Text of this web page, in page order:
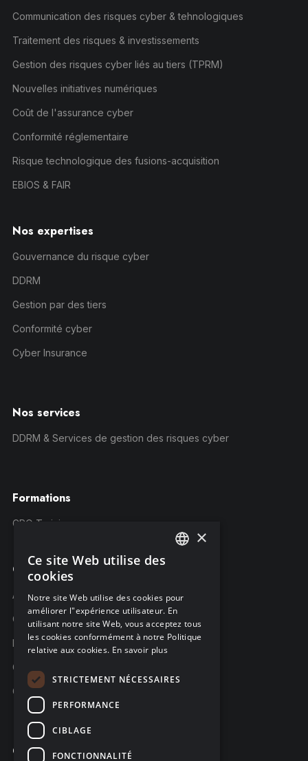
Communication des risques cyber & tehnologiques
Traitement des risques & investissements
Gestion des risques cyber liés au tiers (TPRM)
Nouvelles initiatives numériques
Coût de l'assurance cyber
Conformité réglementaire
Risque technologique des fusions-acquisition
EBIOS & FAIR
Nos expertises
Gouvernance du risque cyber
DDRM
Gestion par des tiers
Conformité cyber
Cyber Insurance
Nos services
DDRM & Services de gestion des risques cyber
Formations
CRQ Training
Compagnie
À propos C-Risk
Carrière
Partenaires
C-Risk dans la presse
C-Trust
Contacter
×
Ce site Web utilise des
cookies
Notre site Web utilise des cookies pour
améliorer l"expérience utilisateur. En
utilisant notre site Web, vous acceptez tous
les cookies conformément à notre Politique
relative aux cookies. En savoir plus
STRICTEMENT NÉCESSAIRES
PERFORMANCE
CIBLAGE
FONCTIONNALITÉ